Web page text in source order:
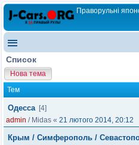
Праворульні
Список
Нова тема
Тем
Одесса [4]
admin / Midas « 21 лютого 2014, 20:12
Крым / Симферополь /